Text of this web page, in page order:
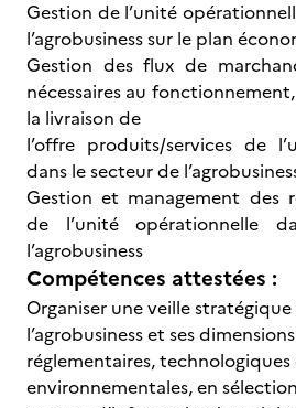
Gestion de l’unité
l’agrobusiness sur le plan
Gestion des flux de
nécessaires au
la livraison de
l’offre produits/services de
dans le secteur de
Gestion et management des
de l’unité opérationnelle
l’agrobusiness
Compétences attestées :
Organiser une veille
l’agrobusiness et ses
réglementaires, technologiques
environnementales, en